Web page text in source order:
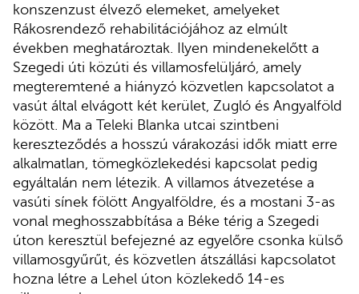
konszenzust élvező elemeket, amelyeket
Rákosrendező rehabilitációjához az elmúlt
években meghatároztak. Ilyen mindenekelőtt a
Szegedi úti közúti és villamosfelüljáró, amely
megteremtené a hiányzó közvetlen kapcsolatot a
vasút által elvágott két kerület, Zugló és Angyalföld
között. Ma a Teleki Blanka utcai szintbeni
kereszteződés a hosszú várakozási idők miatt erre
alkalmatlan, tömegközlekedési kapcsolat pedig
egyáltalán nem létezik. A villamos átvezetése a
vasúti sínek fölött Angyalföldre, és a mostani 3-as
vonal meghosszabbítása a Béke térig a Szegedi
úton keresztül befejezné az egyelőre csonka külső
villamosgyűrűt, és közvetlen átszállási kapcsolatot
hozna létre a Lehel úton közlekedő 14-es